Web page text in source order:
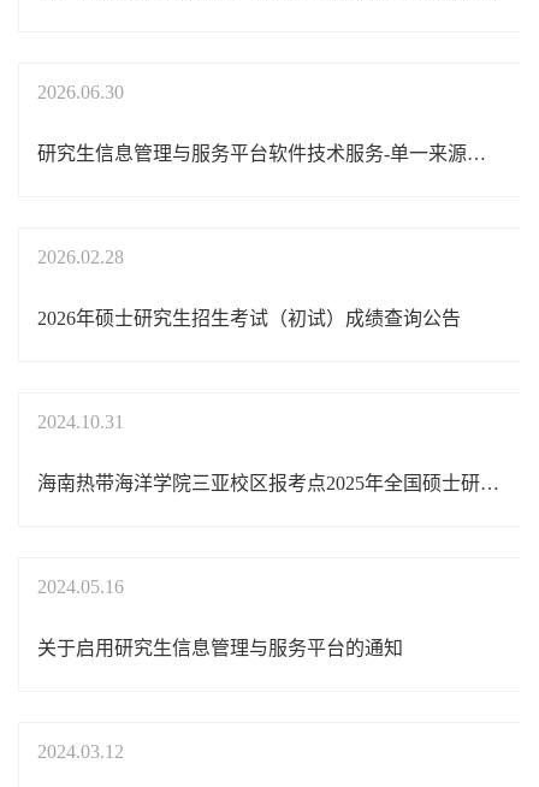
2026.06.30
研究生信息管理与服务平台软件技术服务-单一来源采购公示
2026.02.28
2026年硕士研究生招生考试（初试）成绩查询公告
2024.10.31
海南热带海洋学院三亚校区报考点2025年全国硕士研究生招生考试网上确认公告
2024.05.16
关于启用研究生信息管理与服务平台的通知
2024.03.12